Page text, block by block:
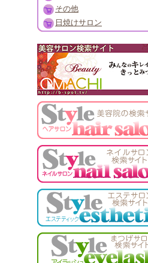
その他
日焼けサロン